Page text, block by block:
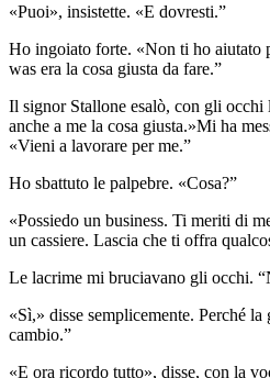
«Puoi», insistette. «E dovresti.”
Ho ingoiato forte. «Non ti ho aiutato
was era la cosa giusta da fare.”
Il signor Stallone esalò, con gli
anche a me la cosa giusta.»Mi ha
«Vieni a lavorare per me.”
Ho sbattuto le palpebre. «Cosa?”
«Possiedo un business. Ti meriti di
un cassiere. Lascia che ti offra
Le lacrime mi bruciavano gli occhi.
«Sì,» disse semplicemente. Perché
cambio.”
«E ora ricordo tutto», disse, con la